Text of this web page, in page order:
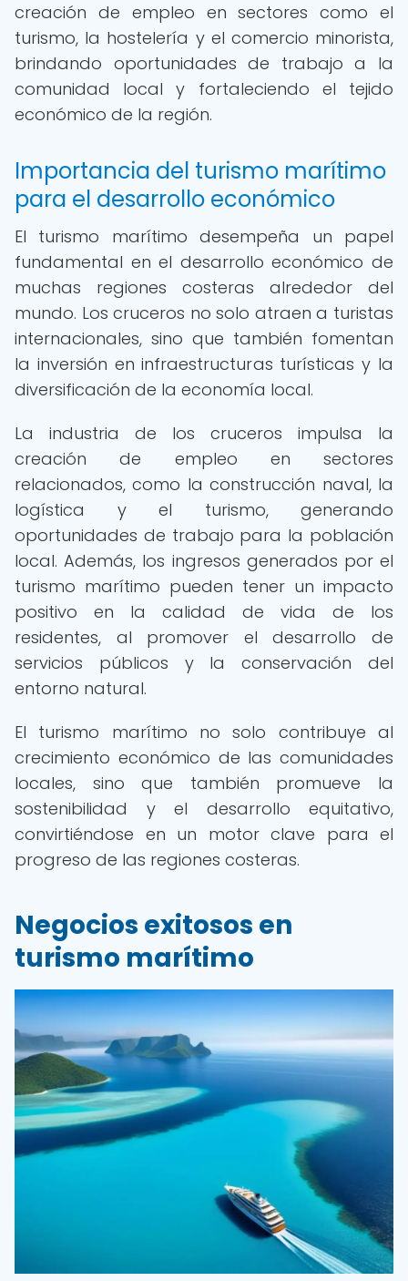
creación de empleo en sectores como el
turismo, la hostelería y el comercio minorista,
brindando oportunidades de trabajo a la
comunidad local y fortaleciendo el tejido
económico de la región.
Importancia del turismo marítimo
para el desarrollo económico
El turismo marítimo desempeña un papel
fundamental en el desarrollo económico de
muchas regiones costeras alrededor del
mundo. Los cruceros no solo atraen a turistas
internacionales, sino que también fomentan
la inversión en infraestructuras turísticas y la
diversificación de la economía local.
La industria de los cruceros impulsa la
creación de empleo en sectores
relacionados, como la construcción naval, la
logística y el turismo, generando
oportunidades de trabajo para la población
local. Además, los ingresos generados por el
turismo marítimo pueden tener un impacto
positivo en la calidad de vida de los
residentes, al promover el desarrollo de
servicios públicos y la conservación del
entorno natural.
El turismo marítimo no solo contribuye al
crecimiento económico de las comunidades
locales, sino que también promueve la
sostenibilidad y el desarrollo equitativo,
convirtiéndose en un motor clave para el
progreso de las regiones costeras.
Negocios exitosos en
turismo marítimo